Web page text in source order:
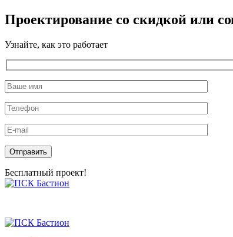
Проектирование со скидкой или
Узнайте, как это работает
Оставьте это поле пустым.
Бесплатный проект!
Skip